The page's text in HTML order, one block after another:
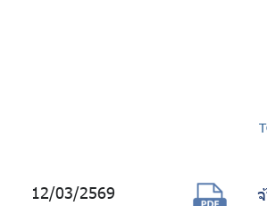
12/03/2569